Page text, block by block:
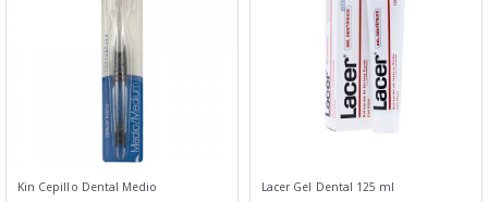
Kin Cepillo Dental Medio Lacer Gel Dental 125 ml